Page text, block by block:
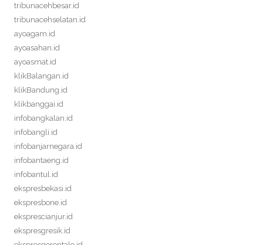
tribunacehbesar.id
tribunacehselatan.id
ayoagam.id
ayoasahan.id
ayoasmat.id
klikBalangan.id
klikBandung.id
klikbanggai.id
infobangkalan.id
infobangli.id
infobanjarnegara.id
infobantaeng.id
infobantul.id
ekspresbekasi.id
ekspresbone.id
eksprescianjur.id
ekspresgresik.id